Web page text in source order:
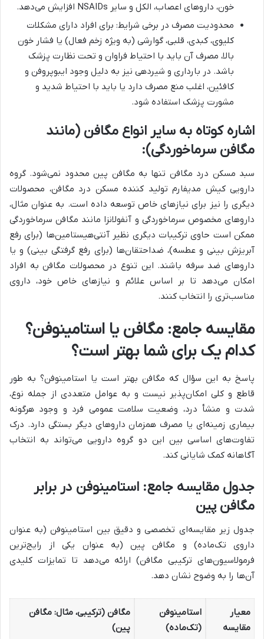
خون، داروهای اعصاب، الکل و سایر NSAIDs افزایش می‌دهد.
محدودیت مصرف در برخی شرایط: برای افراد دارای مشکلات
کلیوی، کبدی، قلبی، گوارشی (به ویژه زخم فعال) یا فشار خون
بالا، مصرف آن باید با احتیاط فراوان و تحت نظارت پزشک
باشد. در بارداری و شیردهی نیز به دلیل وجود ایبوپروفن و
کافئین، اغلب منع مصرف دارد یا باید با احتیاط شدید و
مشورت پزشک استفاده شود.
اشاره کوتاه به سایر انواع مگافن (مانند
مگافن سرماخوردگی):
سبد مسکن درد مگافن تنها به مگافن پین محدود نمی‌شود. گروه
دارویی کیش مدیفارم تولید کننده مسکن درد مگافن، محصولات
دیگری را نیز برای نیازهای خاص توسعه داده است. به عنوان مثال،
داروهای مخصوص سرماخوردگی و آنفولانزا مانند مگافن سرماخوردگی
ممکن است حاوی ترکیبات دیگری نظیر آنتی‌هیستامین‌ها (برای رفع
آبریزش بینی و عطسه)، ضداحتقان‌ها (برای رفع گرفتگی بینی) و یا
داروهای ضد سرفه باشند. این تنوع در محصولات مگافن به افراد
امکان می‌دهد تا بر اساس علائم و نیازهای خاص خود، داروی
مناسب‌تری را انتخاب کنند.
مقایسه جامع: مگافن یا استامینوفن؟
کدام یک برای شما بهتر است؟
پاسخ به این سؤال که مگافن بهتر است یا استامینوفن؟ به طور
قاطع و کلی امکان‌پذیر نیست و به عوامل متعددی از جمله نوع،
شدت و منشأ درد، وضعیت سلامت عمومی فرد و وجود هرگونه
بیماری زمینه‌ای یا مصرف همزمان داروهای دیگر بستگی دارد. درک
تفاوت‌های اساسی بین این دو گروه دارویی می‌تواند به انتخاب
آگاهانه کمک شایانی کند.
جدول مقایسه جامع: استامینوفن در برابر
مگافن پین
جدول زیر مقایسه‌ای تخصصی و دقیق بین استامینوفن (به عنوان
داروی تک‌ماده) و مگافن پین (به عنوان یکی از رایج‌ترین
فرمولاسیون‌های ترکیبی مگافن) ارائه می‌دهد تا تمایزات کلیدی
آن‌ها را به وضوح نشان دهد.
معیار
مقایسه
استامینوفن
(تک‌ماده)
مگافن (ترکیبی، مثال: مگافن
پین)